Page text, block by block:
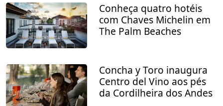
Conheça quatro hotéis
com Chaves Michelin em
The Palm Beaches
Concha y Toro inaugura
Centro del Vino aos pés
da Cordilheira dos Andes